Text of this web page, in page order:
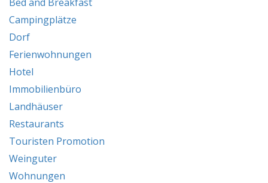
Campingplätze
Dorf
Ferienwohnungen
Hotel
Immobilienbüro
Landhäuser
Restaurants
Touristen Promotion
Weinguter
Wohnungen